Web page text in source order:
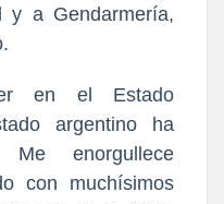
y a Gendarmería,
en el Estado
argentino ha
enorgullece
con muchísimos